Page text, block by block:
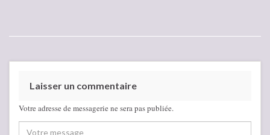
Laisser un commentaire
Votre adresse de messagerie ne sera pas publiée.